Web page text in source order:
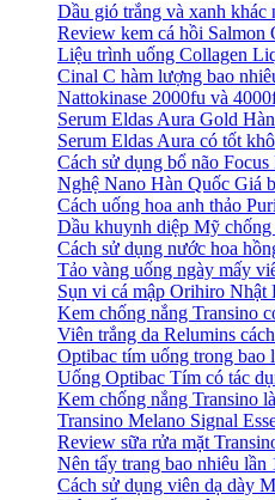
Dầu gió trắng và xanh khác
Review kem cá hồi Salmon
Liệu trình uống Collagen
Cinal C hàm lượng bao
Nattokinase 2000fu và
Serum Eldas Aura Gold
Serum Eldas Aura có tốt
Cách sử dụng bổ não Focus
Nghệ Nano Hàn Quốc Giá
Cách uống hoa anh thảo
Dầu khuynh diệp Mỹ chống
Cách sử dụng nước hoa
Tảo vàng uống ngày mấy
Sụn vi cá mập Orihiro Nhật
Kem chống nắng Transino
Viên trắng da Relumins
Optibac tím uống trong bao
Uống Optibac Tím có tác
Kem chống nắng Transino
Transino Melano Signal
Review sữa rửa mặt
Nên tẩy trang bao nhiêu lần
Cách sử dụng viên dạ dày